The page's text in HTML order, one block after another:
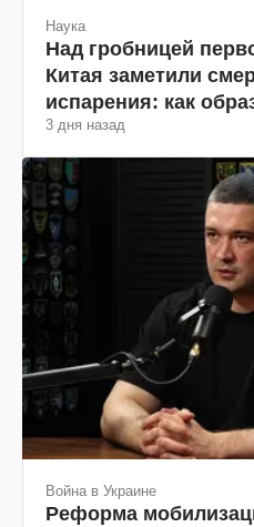
Наука
Над гробницей
Китая заметили
испарения: как
3 дня назад
Война в Украине
Реформа